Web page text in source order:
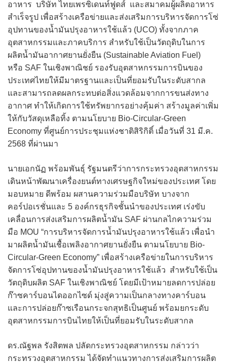
อาหาร บริษัท ไทยเพรซิเดนท์ฟูดส์ และสมาคมผู้ผลิตอาหาร
สำเร็จรูป เพื่อสร้างเครือข่ายและส่งเสริมการบริหารจัดการโซ่
อุปทานของน้ำมันปรุงอาหารใช้แล้ว (UCO) ทั้งจากภาค
อุตสาหกรรมและภาคบริการ สำหรับใช้เป็นวัตถุดิบในการ
ผลิตน้ำมันอากาศยานยั่งยืน (Sustainable Aviation Fuel)
หรือ SAF ในเชิงพาณิชย์ รองรับอุตสาหกรรมการบินของ
ประเทศไทยให้มีมาตรฐานและเป็นที่ยอมรับในระดับสากล
และสามารถลดผลกระทบต่อสิ่งแวดล้อมจากการขนส่งทาง
อากาศ ทำให้เกิดการใช้ทรัพยากรอย่างคุ้มค่า สร้างมูลค่าเพิ่ม
ให้กับวัสดุเหลือทิ้ง ตามนโยบาย Bio-Circular-Green
Economy ที่ศูนย์การประชุมแห่งชาติสิริกิติ์ เมื่อวันที่ 31 มี.ค.
2568 ที่ผ่านมา
นายเอกนัฏ พร้อมพันธุ์ รัฐมนตรีว่าการกระทรวงอุตสาหกรรม
เดินหน้าพัฒนาเครื่องยนต์ทางเศรษฐกิจใหม่ของประเทศ โดย
มอบหมาย ดีพร้อม ผสานความร่วมมือบริษัท บางจาก
คอร์ปอเรชั่นและ 5 องค์กรธุรกิจชั้นนำของประเทศ เร่งขับ
เคลื่อนการส่งเสริมการผลิตน้ำมัน SAF ผ่านกลไกความร่วม
มือ MOU “การบริหารจัดการน้ำมันปรุงอาหารใช้แล้ว เพื่อนำ
มาผลิตน้ำมันเชื้อเพลิงอากาศยานยั่งยืน ตามนโยบาย Bio-
Circular-Green Economy” เพื่อสร้างเครือข่ายในการบริหาร
จัดการโซ่อุปทานของน้ำมันปรุงอาหารใช้แล้ว สำหรับใช้เป็น
วัตถุดิบผลิต SAF ในเชิงพาณิชย์ โดยมีเป้าหมายลดการปล่อย
ก๊าซคาร์บอนไดออกไซด์ มุ่งสู่ความเป็นกลางทางคาร์บอน
และการปล่อยก๊าซเรือนกระจกสุทธิเป็นศูนย์ พร้อมยกระดับ
อุตสาหกรรมการบินไทยให้เป็นที่ยอมรับในระดับสากล
ดร.ณัฐพล รังสิตพล ปลัดกระทรวงอุตสาหกรรม กล่าวว่า
กระทรวงอุตสาหกรรม ได้จัดทำแนวทางการส่งเสริมการผลิต